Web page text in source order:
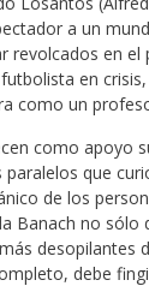
a un
revolcados en
en
como un
como apoyo
que
de los
Banach no
desopilantes
debe